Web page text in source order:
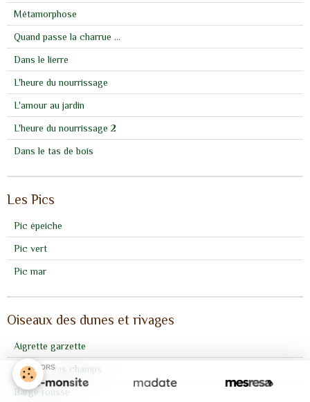
Métamorphose
Quand passe la charrue ...
Dans le lierre
L'heure du nourrissage
L'amour au jardin
L'heure du nourrissage 2
Dans le tas de bois
Les Pics
Pic épeiche
Pic vert
Pic mar
Oiseaux des dunes et rivages
Aigrette garzette
Alouette des champs
Barge rousse
SPONSORS